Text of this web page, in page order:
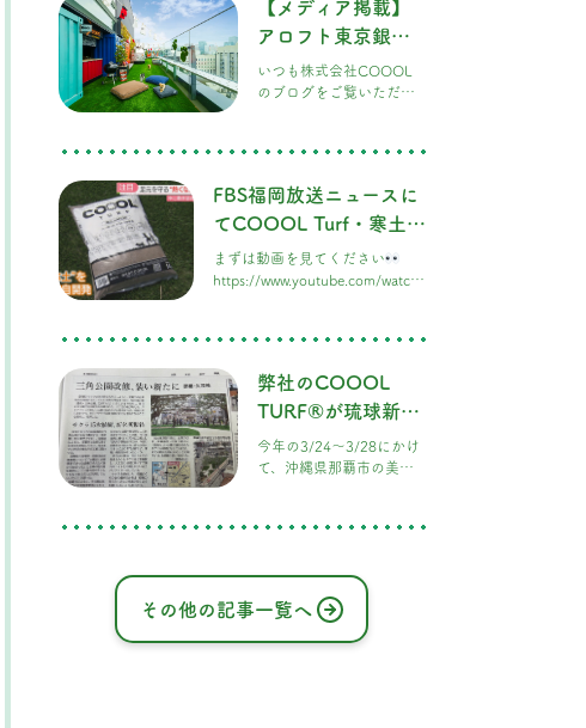
屋上ドッグラン「DOG
RUN & BBQ Beer
なんと「毎日新聞」のニ
ュースサイトにもどどん
一同とても感激していま
す…！
【メディア掲載】
アロフト東京銀座
の屋上ドッグラン
に「COOOL
PR TIMESで公開中
いつも株式会社COOOL
のブログをご覧いただ
る嬉しいニュースです
担当させていただいた、
アロフト東京銀座様の屋
リリース配信サービス
「PR TIMES」にて大きく
スポット「DOG RUN &
BBQ Beer Garden」とし
て、早くも注目を集めて
いま
FBS福岡放送ニュースに
てCOOOL Turf・寒土が
取り上げられました。
まずは動画を見てください
https://www.youtube.com/watch?
弊社のCOOOL
TURF®が琉球新報
に取り上げられま
した。
今年の3/24〜3/28にかけ
て、沖縄県那覇市の美栄
新報に掲載されました。
子です。 以前の公園は砂
利だけでしたが、緑が映
える
その他の記事一覧へ